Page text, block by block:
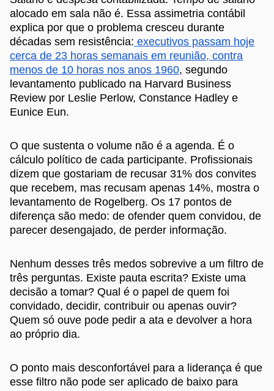
alocado em sala não é. Essa assimetria contábil
explica por que o problema cresceu durante
décadas sem resistência: executivos passam hoje
cerca de 23 horas semanais em reunião, contra
menos de 10 horas nos anos 1960, segundo
levantamento publicado na Harvard Business
Review por Leslie Perlow, Constance Hadley e
Eunice Eun.
O que sustenta o volume não é a agenda. É o
cálculo político de cada participante. Profissionais
dizem que gostariam de recusar 31% dos convites
que recebem, mas recusam apenas 14%, mostra o
levantamento de Rogelberg. Os 17 pontos de
diferença são medo: de ofender quem convidou, de
parecer desengajado, de perder informação.
Nenhum desses três medos sobrevive a um filtro de
três perguntas. Existe pauta escrita? Existe uma
decisão a tomar? Qual é o papel de quem foi
convidado, decidir, contribuir ou apenas ouvir?
Quem só ouve pode pedir a ata e devolver a hora
ao próprio dia.
O ponto mais desconfortável para a liderança é que
esse filtro não pode ser aplicado de baixo para